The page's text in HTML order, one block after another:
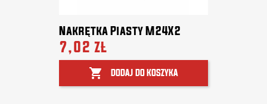
Nakrętka Piasty M24X2
7,02 zł
 DODAJ DO KOSZYKA